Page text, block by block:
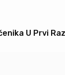
U Prvi